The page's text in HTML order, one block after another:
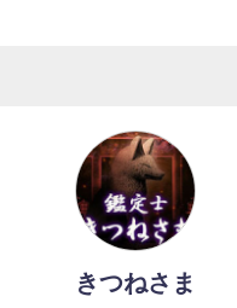
きつねさま